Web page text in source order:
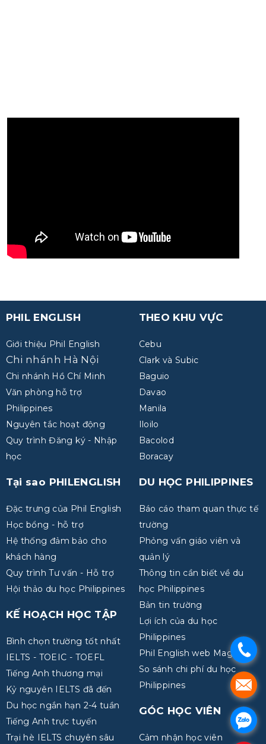
PHIL ENGLISH
Giới thiệu Phil English
Chi nhánh Hà Nội
Chi nhánh Hồ Chí Minh
Văn phòng hỗ trợ
Philippines
Nguyên tắc hoạt động
Quy trình Đăng ký - Nhập
học
Tại sao PHILENGLISH
Đặc trưng của Phil English
Học bổng - hỗ trợ
Hệ thống đảm bảo cho
khách hàng
Quy trình Tư vấn - Hỗ trợ
Hội thảo du học Philippines
KẾ HOẠCH HỌC TẬP
Bình chọn trường tốt nhất
IELTS - TOEIC - TOEFL
Tiếng Anh thương mại
Kỷ nguyên IELTS đã đến
Du học ngắn hạn 2-4 tuần
Tiếng Anh trực tuyến
Trại hè IELTS chuyên sâu
THEO KHU VỰC
Cebu
Clark và Subic
Baguio
Davao
Manila
Iloilo
Bacolod
Boracay
DU HỌC PHILIPPINES
Báo cáo tham quan thực tế
trường
Phỏng vấn giáo viên và
quản lý
Thông tin cần biết về du
học Philippines
Bản tin trường
Lợi ích của du học
Philippines
Phil English web Magazine
So sánh chi phí du học
Philippines
GÓC HỌC VIÊN
Cảm nhận học viên
.
.
.